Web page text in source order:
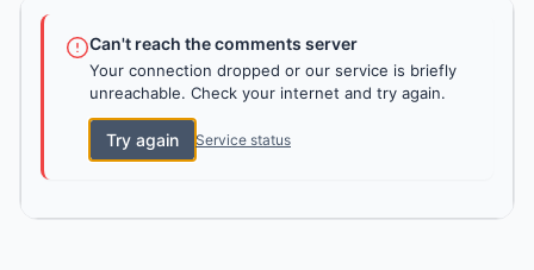
Can't reach the comments server
Your connection dropped or our service is briefly
unreachable. Check your internet and try again.
Try again Service status